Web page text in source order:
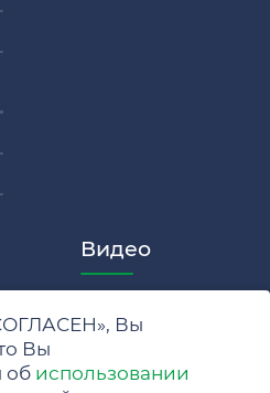
Видео
данных МГУ
персональных данных
Вы
Вы
об использовании